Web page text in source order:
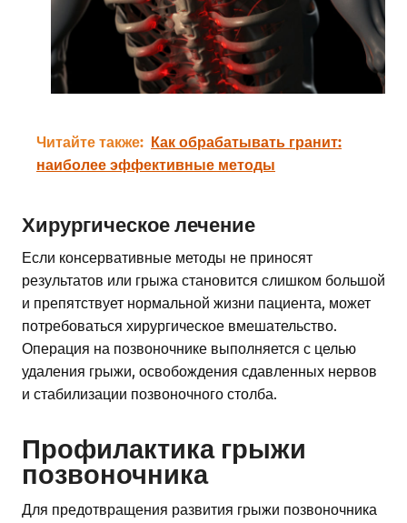
Читайте также: Как обрабатывать гранит:
наиболее эффективные методы
Хирургическое лечение
Если консервативные методы не приносят
результатов или грыжа становится слишком большой
и препятствует нормальной жизни пациента, может
потребоваться хирургическое вмешательство.
Операция на позвоночнике выполняется с целью
удаления грыжи, освобождения сдавленных нервов
и стабилизации позвоночного столба.
Профилактика грыжи
позвоночника
Для предотвращения развития грыжи позвоночника